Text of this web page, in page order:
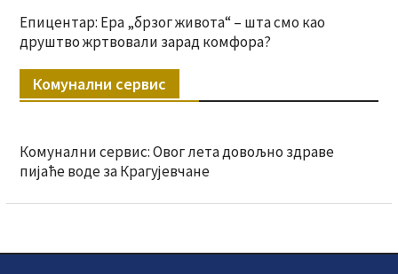
Епицентар: Ера „брзог живота“ – шта смо као
друштво жртвовали зарад комфора?
Комунални сервис
Комунални сервис: Овог лета довољно здраве
пијаће воде за Крагујевчане